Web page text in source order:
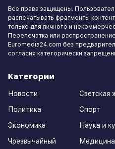
Все права защищены.
распечатывать фрагменты
только для личного и
Перепечатка или
Euromedia24.com без
согласия категорически
Категории
Новости
Политика
Экономика
Чрезвычайный
Светская
Спорт
Наука и
Медицина